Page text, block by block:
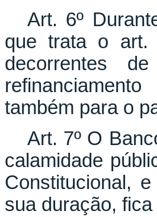
Art. 6º
que trata o art.
decorrentes
também para o
Art. 7º O
calamidade
Constitucional,
sua duração,